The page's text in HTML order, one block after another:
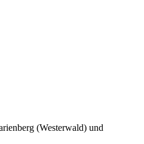
(Westerwald) und